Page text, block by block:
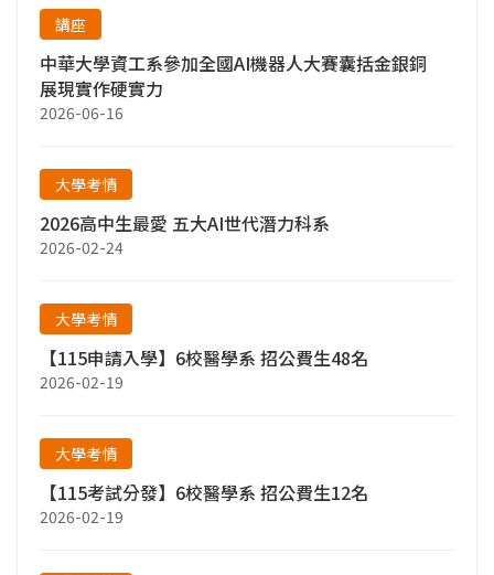
講座
中華大學資工系參加全國AI機器人大賽囊括金銀銅
展現實作硬實力
2026-06-16
大學考情
2026高中生最愛 五大AI世代潛力科系
2026-02-24
大學考情
【115申請入學】6校醫學系 招公費生48名
2026-02-19
大學考情
【115考試分發】6校醫學系 招公費生12名
2026-02-19